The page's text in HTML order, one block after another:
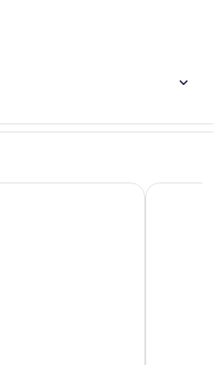
de Kvaløya & Sommarøy
Tour de